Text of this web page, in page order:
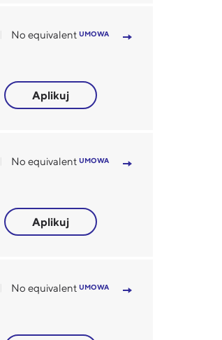
No equivalent UMOWA
Aplikuj
No equivalent UMOWA
Aplikuj
No equivalent UMOWA